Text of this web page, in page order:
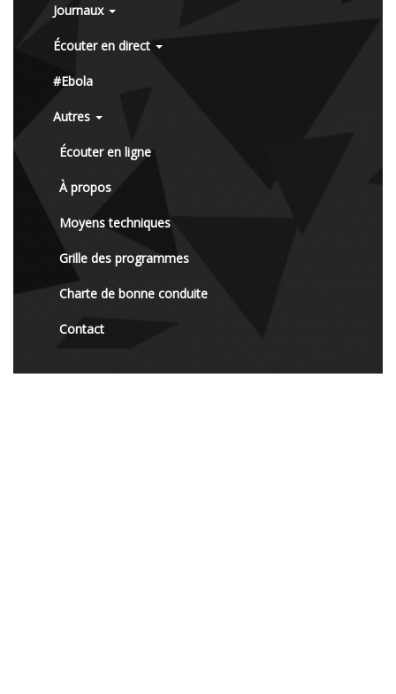
Journaux
Écouter en direct
#Ebola
Autres
Écouter en ligne
À propos
Moyens techniques
Grille des programmes
Charte de bonne conduite
Contact